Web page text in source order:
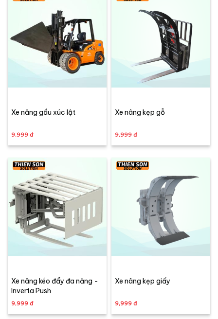
Xe nâng gầu xúc lật
9,999 đ
Xe nâng kẹp gỗ
9,999 đ
Xe nâng kéo đẩy đa năng -
Inverta Push
9,999 đ
Xe nâng kẹp giấy
9,999 đ